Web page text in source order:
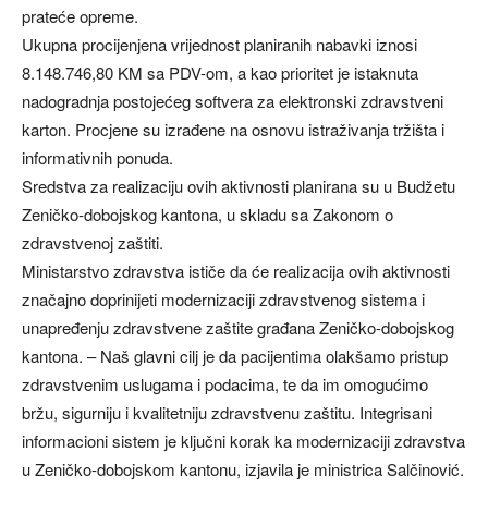
prateće opreme.
Ukupna procijenjena vrijednost planiranih nabavki iznosi
8.148.746,80 KM sa PDV-om, a kao prioritet je istaknuta
nadogradnja postojećeg softvera za elektronski zdravstveni
karton. Procjene su izrađene na osnovu istraživanja tržišta i
informativnih ponuda.
Sredstva za realizaciju ovih aktivnosti planirana su u Budžetu
Zeničko-dobojskog kantona, u skladu sa Zakonom o
zdravstvenoj zaštiti.
Ministarstvo zdravstva ističe da će realizacija ovih aktivnosti
značajno doprinijeti modernizaciji zdravstvenog sistema i
unapređenju zdravstvene zaštite građana Zeničko-dobojskog
kantona. – Naš glavni cilj je da pacijentima olakšamo pristup
zdravstvenim uslugama i podacima, te da im omogućimo
bržu, sigurniju i kvalitetniju zdravstvenu zaštitu. Integrisani
informacioni sistem je ključni korak ka modernizaciji zdravstva
u Zeničko-dobojskom kantonu, izjavila je ministrica Salčinović.